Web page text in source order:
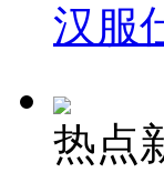
汉服
热点